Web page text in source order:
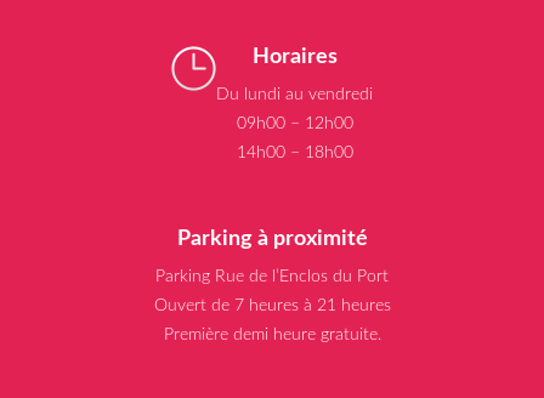
Horaires
Du lundi au vendredi
09h00 – 12h00
14h00 – 18h00
Parking à proximité
Parking Rue de l’Enclos du Port
Ouvert de 7 heures à 21 heures
Première demi heure gratuite.